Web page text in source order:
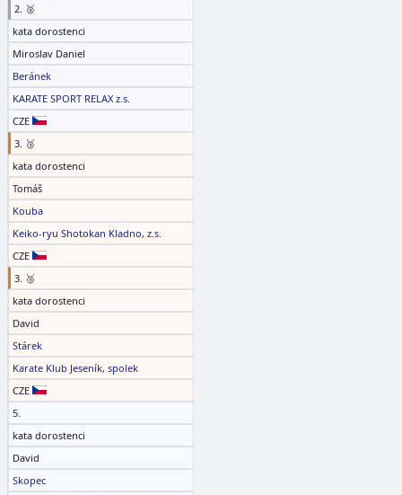
2. 🥈
kata dorostenci
Miroslav Daniel
Beránek
KARATE SPORT RELAX z.s.
CZE
3. 🥉
kata dorostenci
Tomáš
Kouba
Keiko-ryu Shotokan Kladno, z.s.
CZE
3. 🥉
kata dorostenci
David
Stárek
Karate Klub Jeseník, spolek
CZE
5.
kata dorostenci
David
Skopec